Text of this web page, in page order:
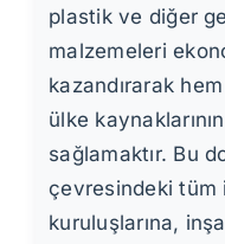
plastik ve diğer
malzemeleri
kazandırarak
ülke
sağlamaktır. Bu
çevresindeki tüm
kuruluşlarına,